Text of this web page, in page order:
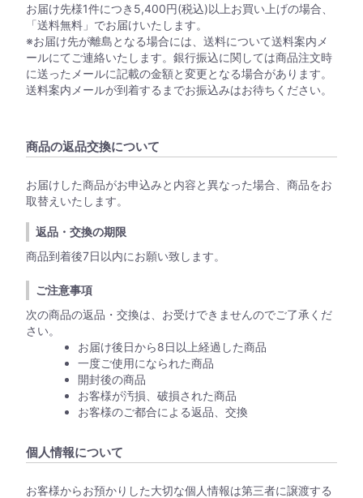
お届け先様1件につき5,400円(税込)以上お買い上げの場合、
「送料無料」でお届けいたします。
※お届け先が離島となる場合には、送料について送料案内メ
ールにてご連絡いたします。銀行振込に関しては商品注文時
に送ったメールに記載の金額と変更となる場合があります。
送料案内メールが到着するまでお振込みはお待ちください。
商品の返品交換について
お届けした商品がお申込みと内容と異なった場合、商品をお
取替えいたします。
返品・交換の期限
商品到着後7日以内にお願い致します。
ご注意事項
次の商品の返品・交換は、お受けできませんのでご了承くだ
さい。
お届け後日から8日以上経過した商品
一度ご使用になられた商品
開封後の商品
お客様が汚損、破損された商品
お客様のご都合による返品、交換
個人情報について
お客様からお預かりした大切な個人情報は第三者に譲渡する